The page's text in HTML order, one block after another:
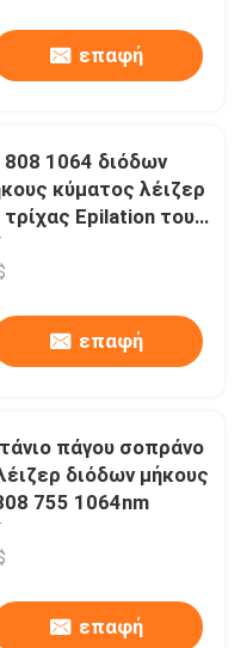
επαφή
808 1064 διόδων
κύματος λέιζερ
Epilation του
επαφή
πάγου σοπράνο
διόδων μήκους
755 1064nm
επαφή